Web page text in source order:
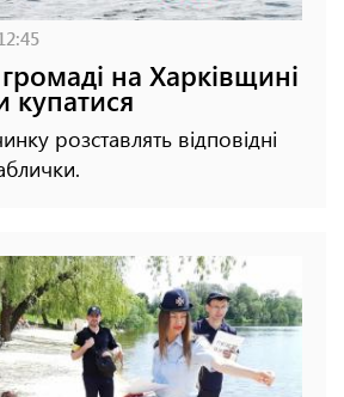
на Харківщині
купатися
розставлять відповідні